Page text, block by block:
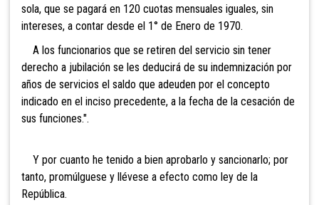
sola, que se pagará en 120 cuotas mensuales iguales, sin
intereses, a contar desde el 1° de Enero de 1970.
A los funcionarios que se retiren del servicio sin tener
derecho a jubilación se les deducirá de su indemnización por
años de servicios el saldo que adeuden por el concepto
indicado en el inciso precedente, a la fecha de la cesación de
sus funciones.".
Y por cuanto he tenido a bien aprobarlo y sancionarlo; por
tanto, promúlguese y llévese a efecto como ley de la
República.